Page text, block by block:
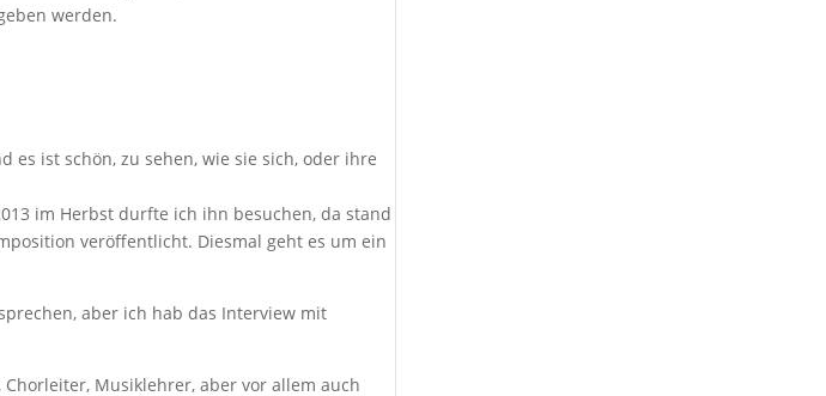
werden.
es ist schön, zu sehen, wie sie sich, oder ihre
im Herbst durfte ich ihn besuchen, da stand
veröffentlicht. Diesmal geht es um ein
aber ich hab das Interview mit
Musiklehrer, aber vor allem auch